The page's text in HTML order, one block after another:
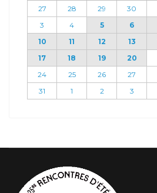
27
28 29 30
3
4 5 6
10
11 12 13
17
18 19 20
24
25 26 27
31
1 2 3